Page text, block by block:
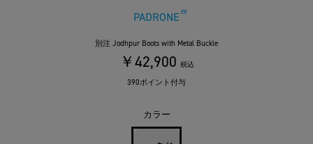
PADRONE
別注 Jodhpur Boots with Metal Buckle
￥42,900 税込
390ポイント付与
カラー